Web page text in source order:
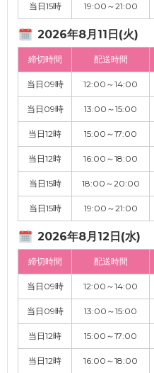
当日15時 19:00～21:00
2026年8月11日(火)
締切時間 配送時間
当日09時 12:00～14:00
当日09時 13:00～15:00
当日12時 15:00～17:00
当日12時 16:00～18:00
当日15時 18:00～20:00
当日15時 19:00～21:00
2026年8月12日(水)
締切時間 配送時間
当日09時 12:00～14:00
当日09時 13:00～15:00
当日12時 15:00～17:00
当日12時 16:00～18:00
税込価格 1,540円
カートに追加